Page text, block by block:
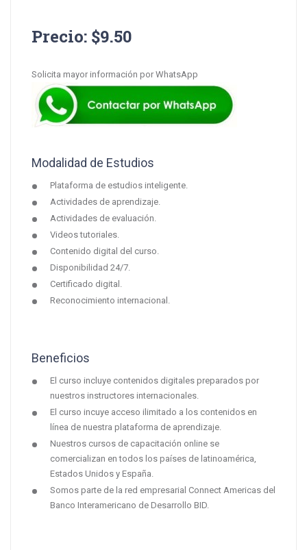
Precio: $9.50
Solicita mayor información por WhatsApp
Modalidad de Estudios
Plataforma de estudios inteligente.
Actividades de aprendizaje.
Actividades de evaluación.
Videos tutoriales.
Contenido digital del curso.
Disponibilidad 24/7.
Certificado digital.
Reconocimiento internacional.
Beneficios
El curso incluye contenidos digitales preparados por
nuestros instructores internacionales.
El curso incuye acceso ilimitado a los contenidos en
línea de nuestra plataforma de aprendizaje.
Nuestros cursos de capacitación online se
comercializan en todos los países de latinoamérica,
Estados Unidos y España.
Somos parte de la red empresarial Connect Americas del
Banco Interamericano de Desarrollo BID.